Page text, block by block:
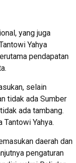
yang juga
Yahya
pendapatan
selain
tidak ada Sumber
ada tambang.
Tantowi Yahya.
daerah dan
pengaturan